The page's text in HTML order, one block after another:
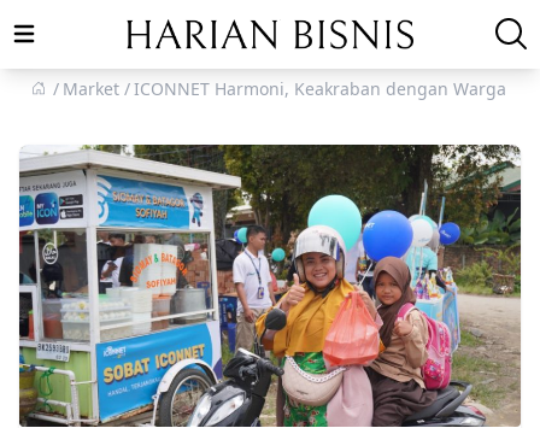
Open main menu
Market
ICONNET Harmoni, Keakraban dengan Warga